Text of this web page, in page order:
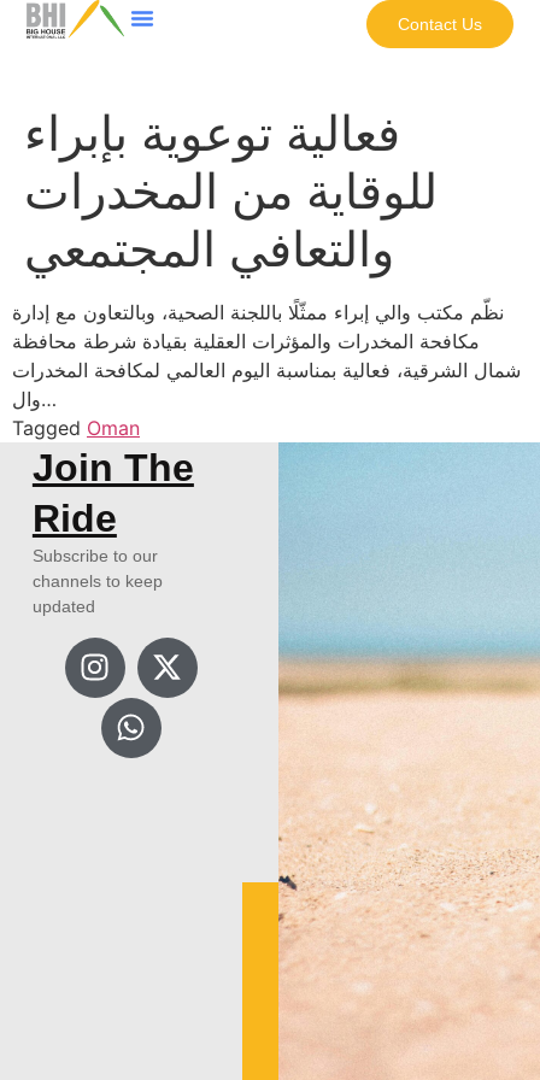
Contact Us
فعالية توعوية بإبراء
للوقاية من المخدرات
والتعافي المجتمعي
نظّم مكتب والي إبراء ممثّلًا باللجنة الصحية، وبالتعاون مع إدارة
مكافحة المخدرات والمؤثرات العقلية بقيادة شرطة محافظة
شمال الشرقية، فعالية بمناسبة اليوم العالمي لمكافحة المخدرات
وال…
Tagged Oman
Join The
Ride
Subscribe to our
channels to keep
updated